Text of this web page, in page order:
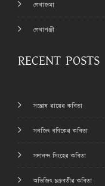
লেখাজমা
লেখাপঞ্জী
RECENT POSTS
সন্তোষ রায়ের কবিতা
সনজিৎ বণিকের কবিতা
সদানন্দ সিংহের কবিতা
অভিজিৎ চক্রবর্তীর কবিতা